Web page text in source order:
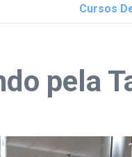
Cursos
pela